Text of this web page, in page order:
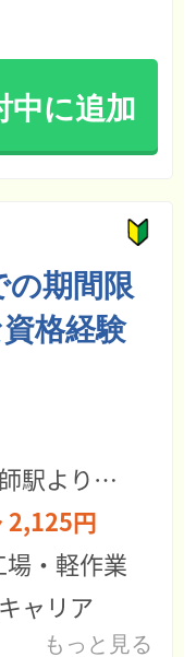
中に追加
の期間限
格経験
駅よりバス15
2,125円
・軽作業
ャリア
もっと見る